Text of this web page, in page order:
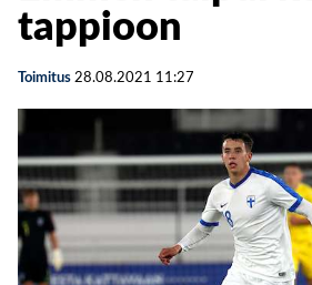
tappioon
Toimitus 28.08.2021 11:27